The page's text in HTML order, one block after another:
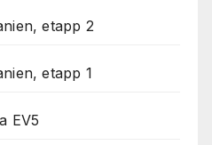
etapp 2
etapp 1
EV5